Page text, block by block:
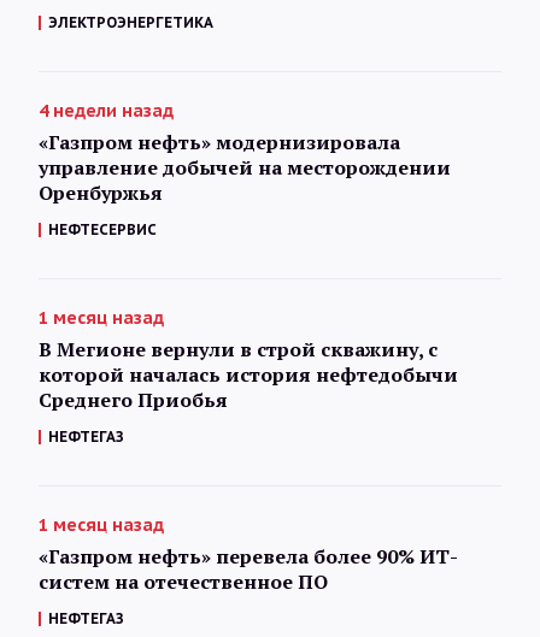
ЭЛЕКТРОЭНЕРГЕТИКА
4 недели назад
«Газпром нефть» модернизировала
управление добычей на месторождении
Оренбуржья
НЕФТЕСЕРВИС
1 месяц назад
В Мегионе вернули в строй скважину, с
которой началась история нефтедобычи
Среднего Приобья
НЕФТЕГАЗ
1 месяц назад
«Газпром нефть» перевела более 90% ИТ-
систем на отечественное ПО
НЕФТЕГАЗ